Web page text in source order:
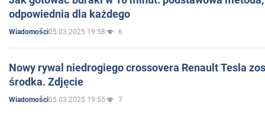
odpowiednia dla każdego
Wiadomości05.03.2025 19:58 6
Nowy rywal niedrogiego crossovera Renault Tesla
środka. Zdjęcie
Wiadomości05.03.2025 19:55 7